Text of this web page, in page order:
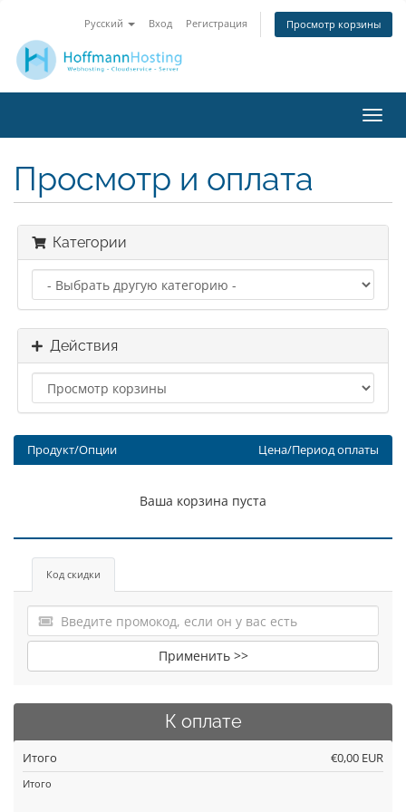
Русский Вход Регистрация Просмотр корзины
Просмотр и оплата
Категории
Действия
Продукт/Опции Цена/Период оплаты
Ваша корзина пуста
Код скидки
Применить >>
К оплате
Итого €0,00 EUR
Итого